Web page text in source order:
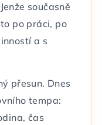
současně
po práci, po
a s
přesun. Dnes
tempa:
čas